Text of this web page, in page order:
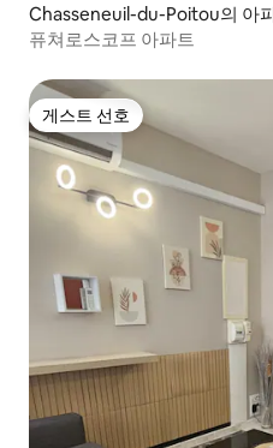
Chasseneuil-du-Poitou의 아
퓨쳐로스코프 아파트
게스트 선호
게스트 선호